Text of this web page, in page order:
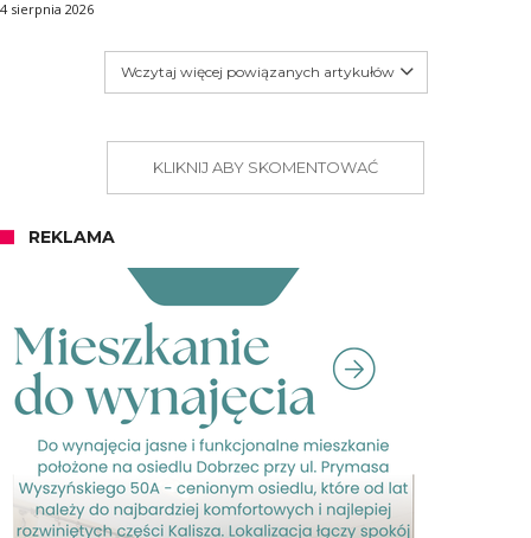
4 sierpnia 2026
Wczytaj więcej powiązanych artykułów
KLIKNIJ ABY SKOMENTOWAĆ
REKLAMA